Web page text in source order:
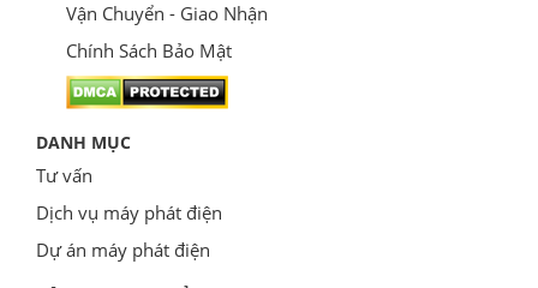
Vận Chuyển - Giao Nhận
Chính Sách Bảo Mật
DANH MỤC
Tư vấn
Dịch vụ máy phát điện
Dự án máy phát điện